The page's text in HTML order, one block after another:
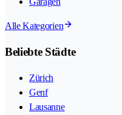
Alle Kategorien
Beliebte Städte
Zürich
Genf
Lausanne